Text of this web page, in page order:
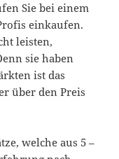
Sie bei einem
einkaufen.
leisten,
sie haben
ist das
über den Preis
welche aus 5 –